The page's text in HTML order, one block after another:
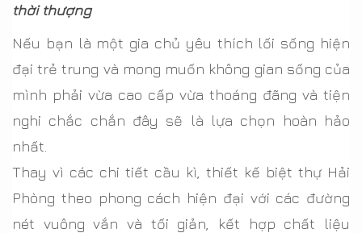
thời thượng
Nếu bạn là một gia chủ yêu thích lối sống hiện
đại trẻ trung và mong muốn không gian sống của
mình phải vừa cao cấp vừa thoáng đãng và tiện
nghi chắc chắn đây sẽ là lựa chọn hoàn hảo
nhất.
Thay vì các chi tiết cầu kì, thiết kế biệt thự Hải
Phòng theo phong cách hiện đại với các đường
nét vuông vắn và tối giản, kết hợp chất liệu